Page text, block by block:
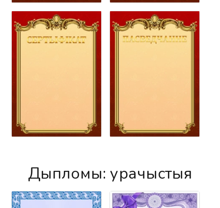
Дыпломы: урачыстыя